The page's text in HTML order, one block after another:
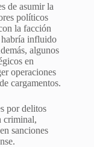
de asumir la
políticos
la facción
habría influido
algunos
en
operaciones
cargamentos.
por delitos
criminal,
sanciones